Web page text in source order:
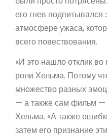
его гнев
атмосфере ужаса,
всего повествования.
«И это нашло отклик
роли Хельма. Потому
множество разных
— а также сам фильм —
Хельма. «А также
затем его признание